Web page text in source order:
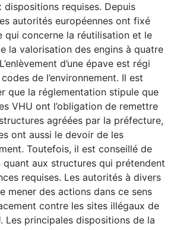
requises. Depuis
autorités européennes ont fixé
qui concerne la réutilisation et le
la valorisation des engins à quatre
d’une épave est régi
de l’environnement. Il est
que la réglementation stipule que
VHU ont l’obligation de remettre
agréées par la préfecture,
ont aussi le devoir de les
Toutefois, il est conseillé de
aux structures qui prétendent
requises. Les autorités à divers
mener des actions dans ce sens
contre les sites illégaux de
Les principales dispositions de la